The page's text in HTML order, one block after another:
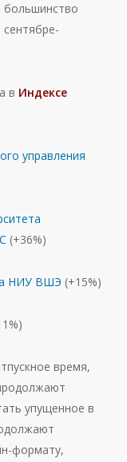
большинство
в Индексе
управления
(+36%)
НИУ ВШЭ (+15%)
время,
упущенное в
формату,